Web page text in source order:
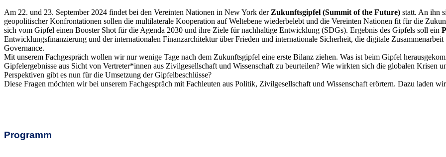
Am 22. und 23. September 2024 findet bei den Vereinten Nationen in New York der Zukunftsgipfel (Summit of the Future) statt. An ihn
geopolitischer Konfrontationen sollen die multilaterale Kooperation auf Weltebene wiederbelebt und die Vereinten Nationen fit für die
sich vom Gipfel einen Booster Shot für die Agenda 2030 und ihre Ziele für nachhaltige Entwicklung (SDGs). Ergebnis des Gipfels soll ein
Entwicklungsfinanzierung und der internationalen Finanzarchitektur über Frieden und internationale Sicherheit, die digitale
Governance.
Mit unserem Fachgespräch wollen wir nur wenige Tage nach dem Zukunftsgipfel eine erste Bilanz ziehen. Was ist beim Gipfel
Gipfelergebnisse aus Sicht von Vertreter*innen aus Zivilgesellschaft und Wissenschaft zu beurteilen? Wie wirkten sich die globalen
Perspektiven gibt es nun für die Umsetzung der Gipfelbeschlüsse?
Diese Fragen möchten wir bei unserem Fachgespräch mit Fachleuten aus Politik, Zivilgesellschaft und Wissenschaft erörtern. Dazu laden
Programm